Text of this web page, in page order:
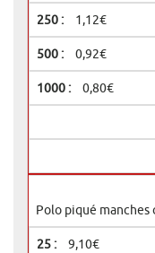
1,12€
0,92€
0,80€
Polo piqué manches
9,10€